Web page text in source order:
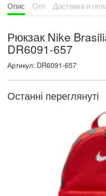
Опис Опт Доставка и
Рюкзак Nike
DR6091-657
Артикул: DR6091-657
Останні переглянуті